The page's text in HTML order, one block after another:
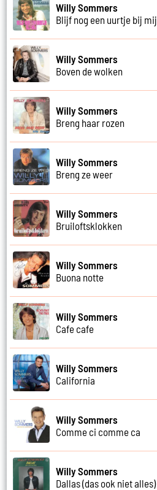
Willy Sommers
Blijf nog een uurtje bij mij
Willy Sommers
Boven de wolken
Willy Sommers
Breng haar rozen
Willy Sommers
Breng ze weer
Willy Sommers
Bruiloftsklokken
Willy Sommers
Buona notte
Willy Sommers
Cafe cafe
Willy Sommers
California
Willy Sommers
Comme ci comme ca
Willy Sommers
Dallas (das ook niet alles)